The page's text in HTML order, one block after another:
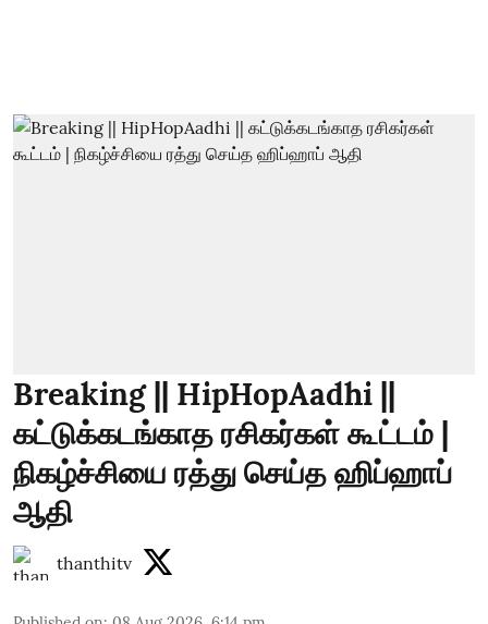
Breaking || HipHopAadhi ||
கட்டுக்கடங்காத ரசிகர்கள் கூட்டம் |
நிகழ்ச்சியை ரத்து செய்த ஹிப்ஹாப்
ஆதி
thanthitv